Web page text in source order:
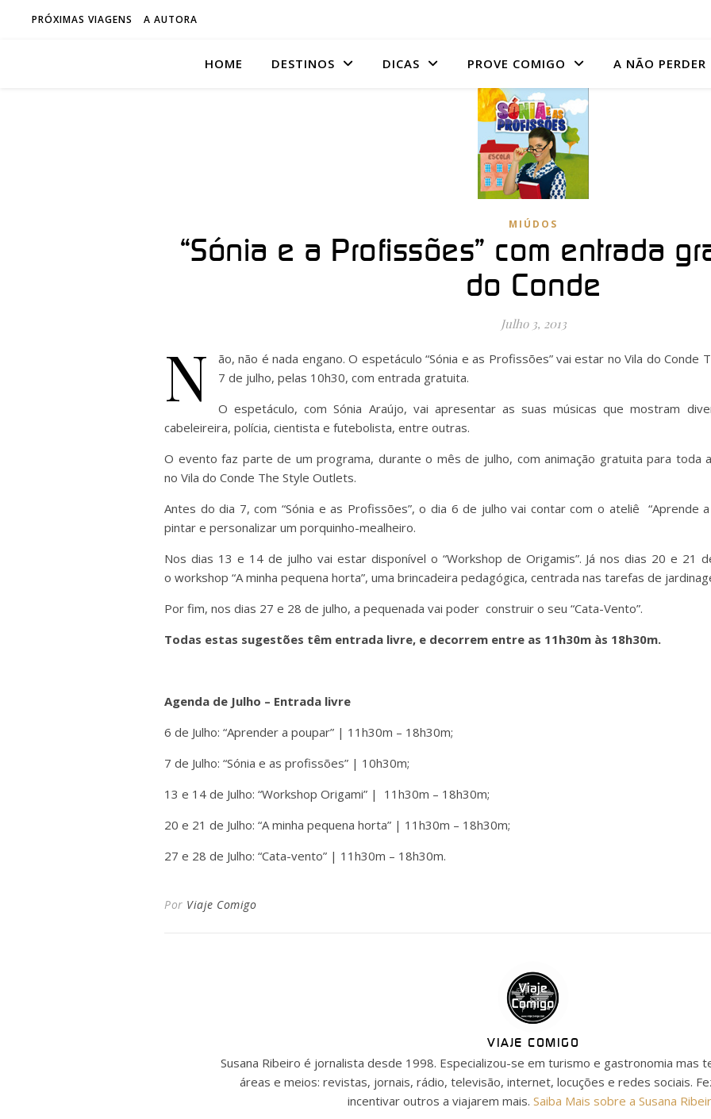
PRÓXIMAS VIAGENS A AUTORA
HOME DESTINOS DICAS PROVE COMIGO A NÃO PERDER
MIÚDOS
“Sónia e a Profissões” com entrada
do Conde
Julho 3, 2013
N
ão, não é nada engano. O espetáculo “Sónia e as Profissões” vai estar no Vila do
7 de julho, pelas 10h30, com entrada gratuita.
O espetáculo, com Sónia Araújo, vai apresentar as suas músicas que mostram
cabeleireira, polícia, cientista e futebolista, entre outras.
O evento faz parte de um programa, durante o mês de julho, com animação gratuita para toda
no Vila do Conde The Style Outlets.
Antes do dia 7, com “Sónia e as Profissões”, o dia 6 de julho vai contar com o ateliê “Aprende
pintar e personalizar um porquinho-mealheiro.
Nos dias 13 e 14 de julho vai estar disponível o “Workshop de Origamis”. Já nos dias 20 e 21
o workshop “A minha pequena horta”, uma brincadeira pedagógica, centrada nas tarefas de
Por fim, nos dias 27 e 28 de julho, a pequenada vai poder construir o seu “Cata-Vento”.
Todas estas sugestões têm entrada livre, e decorrem entre as 11h30m às 18h30m.
Agenda de Julho – Entrada livre
6 de Julho: “Aprender a poupar” | 11h30m – 18h30m;
7 de Julho: “Sónia e as profissões” | 10h30m;
13 e 14 de Julho: “Workshop Origami” | 11h30m – 18h30m;
20 e 21 de Julho: “A minha pequena horta” | 11h30m – 18h30m;
27 e 28 de Julho: “Cata-vento” | 11h30m – 18h30m.
Por Viaje Comigo
VIAJE COMIGO
Susana Ribeiro é jornalista desde 1998. Especializou-se em turismo e gastronomia mas
áreas e meios: revistas, jornais, rádio, televisão, internet, locuções e redes sociais.
incentivar outros a viajarem mais. Saiba Mais sobre a Susana